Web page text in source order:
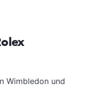
Wimbledon und